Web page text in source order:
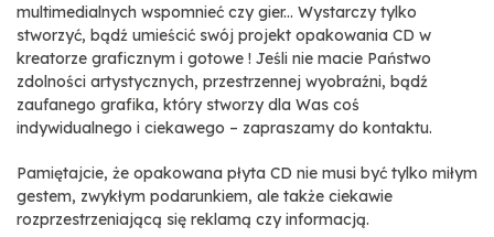
multimedialnych wspomnieć czy gier... Wystarczy tylko
stworzyć, bądź umieścić swój projekt opakowania CD w
kreatorze graficznym i gotowe ! Jeśli nie macie Państwo
zdolności artystycznych, przestrzennej wyobraźni, bądź
zaufanego grafika, który stworzy dla Was coś
indywidualnego i ciekawego – zapraszamy do kontaktu.
Pamiętajcie, że opakowana płyta CD nie musi być tylko miłym
gestem, zwykłym podarunkiem, ale także ciekawie
rozprzestrzeniającą się reklamą czy informacją.